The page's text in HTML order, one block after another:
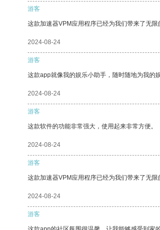
游客
这款加速器VPM应用程序已经为我们带来了无
2024-08-24
游客
这款app就像我的娱乐小助手，随时随地为我的
2024-08-24
游客
这款软件的功能非常强大，使用起来非常方便。
2024-08-24
游客
这款加速器VPM应用程序已经为我们带来了无
2024-08-24
游客